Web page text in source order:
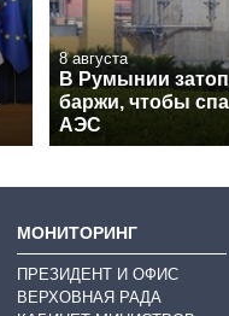
8 августа
В Румынии
баржи, чтобы
АЭС
МОНИТОРИНГ
ПРЕЗИДЕНТ И ОФИС
ВЕРХОВНАЯ РАДА